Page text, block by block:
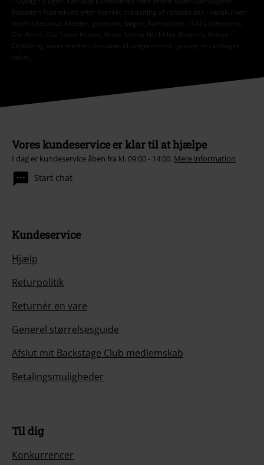
Rabatten fratrækkes efter korrekt indløsning af rabatkoden i varekurven
inden checkout. Medier, gavekort, bøger, Rammstein, (Till) Lindemann,
Die Ärzte, Die Toten Hosen, Feine Sahne Fischfilet, Broilers, Böhse
Onkelz og varer med en donation til velgørenhed i prisen, er undtaget
rabat.
Vores kundeservice er klar til at hjælpe
I dag er kundeservice åben fra kl. 09:00 - 14:00. Mere information
Start chat
Kundeservice
Hjælp
Returpolitik
Returnér en vare
Generel størrelsesguide
Afslut mit Backstage Club medlemskab
Betalingsmuligheder
Til dig
Konkurrencer